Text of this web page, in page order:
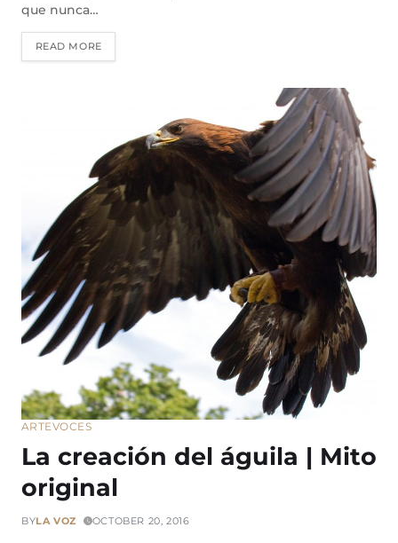
que nunca…
READ MORE
ARTEVOCES
La creación del águila | Mito
original
BYLA VOZ OCTOBER 20, 2016